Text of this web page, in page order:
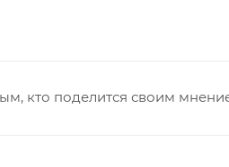
кто поделится своим